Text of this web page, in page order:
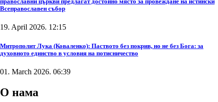
Всеправославен събор
19. April 2026. 12:15
Митрополит Лука (Коваленко): Паството без покрив, но не без Бога: за
духовното единство в условия на потисничество
01. March 2026. 06:39
О нама